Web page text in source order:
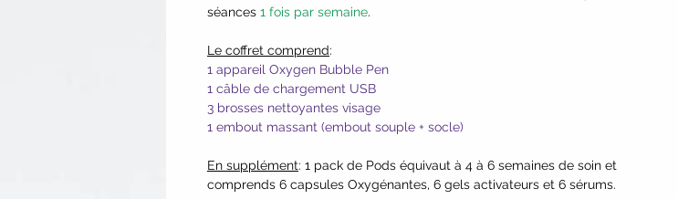
séances 1 fois par semaine.
Le coffret comprend:
1 appareil Oxygen Bubble Pen
1 câble de chargement USB
3 brosses nettoyantes visage
1 embout massant (embout souple + socle)
En supplément: 1 pack de Pods équivaut à 4 à 6 semaines de soin et
comprends 6 capsules Oxygénantes, 6 gels activateurs et 6 sérums.